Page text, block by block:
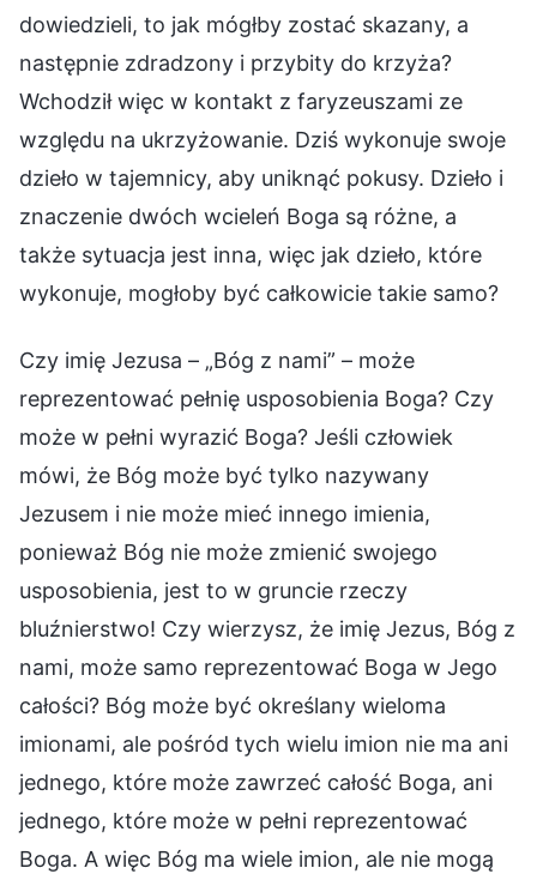
dowiedzieli, to jak mógłby zostać skazany, a
następnie zdradzony i przybity do krzyża?
Wchodził więc w kontakt z faryzeuszami ze
względu na ukrzyżowanie. Dziś wykonuje swoje
dzieło w tajemnicy, aby uniknąć pokusy. Dzieło i
znaczenie dwóch wcieleń Boga są różne, a
także sytuacja jest inna, więc jak dzieło, które
wykonuje, mogłoby być całkowicie takie samo?
Czy imię Jezusa – „Bóg z nami” – może
reprezentować pełnię usposobienia Boga? Czy
może w pełni wyrazić Boga? Jeśli człowiek
mówi, że Bóg może być tylko nazywany
Jezusem i nie może mieć innego imienia,
ponieważ Bóg nie może zmienić swojego
usposobienia, jest to w gruncie rzeczy
bluźnierstwo! Czy wierzysz, że imię Jezus, Bóg z
nami, może samo reprezentować Boga w Jego
całości? Bóg może być określany wieloma
imionami, ale pośród tych wielu imion nie ma ani
jednego, które może zawrzeć całość Boga, ani
jednego, które może w pełni reprezentować
Boga. A więc Bóg ma wiele imion, ale nie mogą